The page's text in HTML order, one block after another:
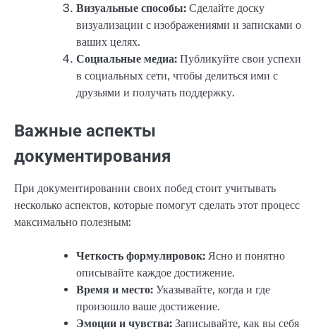
Визуальные способы: Сделайте доску
визуализации с изображениями и записками о
ваших целях.
Социальные медиа: Публикуйте свои успехи
в социальных сети, чтобы делиться ими с
друзьями и получать поддержку.
Важные аспекты
документирования
При документировании своих побед стоит учитывать
несколько аспектов, которые помогут сделать этот процесс
максимально полезным:
Четкость формулировок: Ясно и понятно
описывайте каждое достижение.
Время и место: Указывайте, когда и где
произошло ваше достижение.
Эмоции и чувства: Записывайте, как вы себя